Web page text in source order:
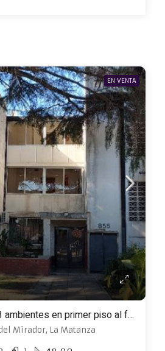
EN VENTA
Departamento de 3 ambientes en primer piso al frente
Mirador, La Matanza